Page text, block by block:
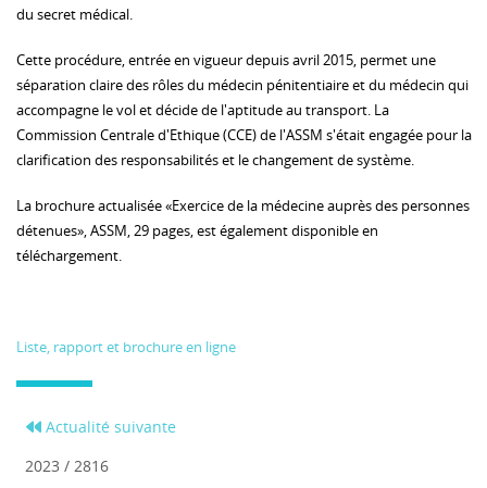
du secret médical.
Cette procédure, entrée en vigueur depuis avril 2015, permet une
séparation claire des rôles du médecin pénitentiaire et du médecin qui
accompagne le vol et décide de l'aptitude au transport. La
Commission Centrale d'Ethique (CCE) de l'ASSM s'était engagée pour la
clarification des responsabilités et le changement de système.
La brochure actualisée «Exercice de la médecine auprès des personnes
détenues», ASSM, 29 pages, est également disponible en
téléchargement.
Liste, rapport et brochure en ligne
Actualité suivante
2023 / 2816